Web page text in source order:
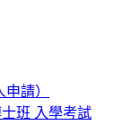
請）
班 入學考試